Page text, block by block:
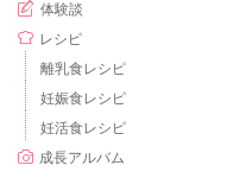
体験談
レシピ
離乳食レシピ
妊娠食レシピ
妊活食レシピ
成長アルバム